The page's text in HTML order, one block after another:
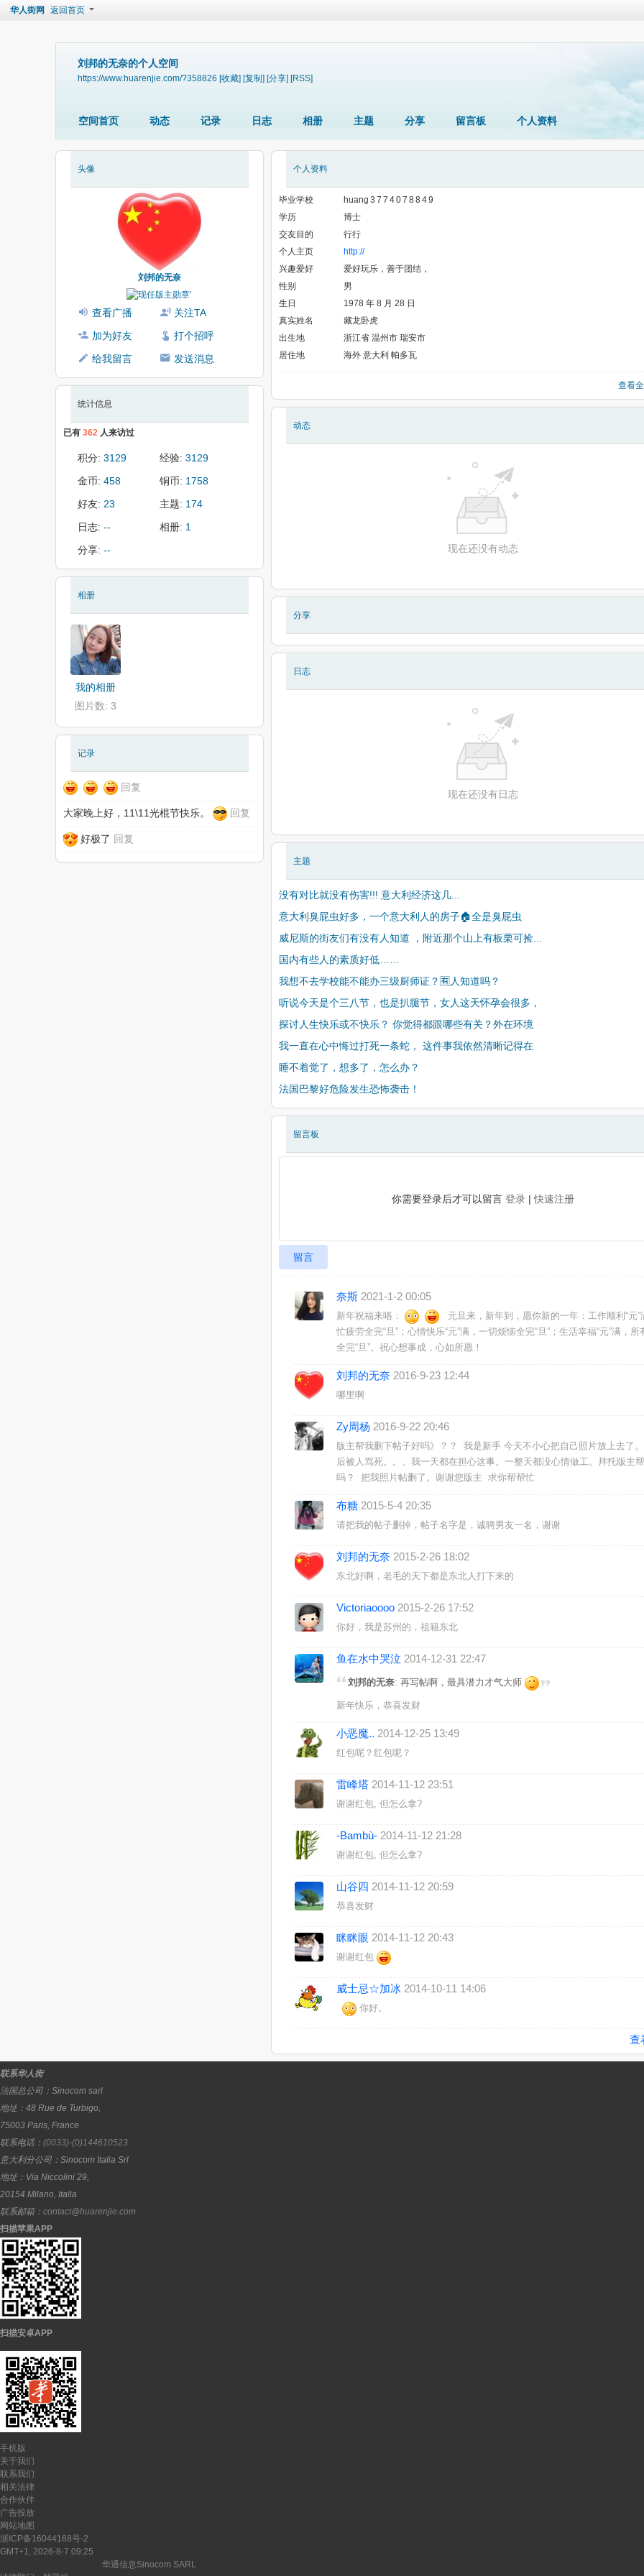
华人街网 返回首页
刘邦的无奈的个人空间
https://www.huarenjie.com/?358826 [收藏] [复制] [分享] [RSS]
空间首页 动态 记录 日志 相册 主题 分享 留言板 个人资料
头像
刘邦的无奈
查看广播
关注TA
加为好友
打个招呼
给我留言
发送消息
统计信息
已有 362 人来访过
积分: 3129 经验: 3129
金币: 458 铜币: 1758
好友: 23 主题: 174
日志: -- 相册: 1
分享: --
相册
我的相册
图片数: 3
记录
回复
大家晚上好，11\11光棍节快乐。 回复
好极了 回复
个人资料
毕业学校
huang 3 7 7 4 0 7 8 8 4 9
学历
博士
交友目的
行行
个人主页
http://
兴趣爱好
爱好玩乐，善于团结，
性别
男
生日
1978 年 8 月 28 日
真实姓名
藏龙卧虎
出生地
浙江省 温州市 瑞安市
居住地
海外 意大利 帕多瓦
查看
动态
现在还没有动态
分享
日志
现在还没有日志
主题
没有对比就没有伤害!!! 意大利经济这几...
意大利臭屁虫好多，一个意大利人的房子🏠全是臭屁虫
威尼斯的街友们有没有人知道 ，附近那个山上有板栗可捡...
国内有些人的素质好低……
我想不去学校能不能办三级厨师证？🈶️人知道吗？
听说今天是个三八节，也是扒腿节，女人这天怀孕会很多，
探讨人生快乐或不快乐？ 你觉得都跟哪些有关？外在环境
我一直在心中悔过打死一条蛇， 这件事我依然清晰记得在
睡不着觉了，想多了，怎么办？
法国巴黎好危险发生恐怖袭击！
留言板
你需要登录后才可以留言 登录 |快速注册
留言
奈斯 2021-1-2 00:05
新年祝福来咯：
元旦来，新年到，愿你新的一年：工作顺利“元”
忙疲劳全完“旦”；心情快乐“元”满，一切烦恼全完“旦”；生活幸福“元”满，所
全完“旦”。祝心想事成，心如所愿！
刘邦的无奈 2016-9-23 12:44
哪里啊
Zy周杨 2016-9-22 20:46
版主帮我删下帖子好吗》？？ 我是新手 今天不小心把自己照片放上去了
后被人骂死。。。我一天都在担心这事。一整天都没心情做工。拜托版主
吗？ 把我照片帖删了。谢谢您版主 求你帮帮忙
布糖 2015-5-4 20:35
请把我的帖子删掉，帖子名字是，诚聘男友一名，谢谢
刘邦的无奈 2015-2-26 18:02
东北好啊，老毛的天下都是东北人打下来的
Victoriaoooo 2015-2-26 17:52
你好，我是苏州的，祖籍东北
鱼在水中哭泣 2014-12-31 22:47
刘邦的无奈: 再写帖啊，最具潜力才气大师
新年快乐，恭喜发财
小恶魔.. 2014-12-25 13:49
红包呢？红包呢？
雷峰塔 2014-11-12 23:51
谢谢红包, 但怎么拿?
-Bambù- 2014-11-12 21:28
谢谢红包, 但怎么拿?
山谷四 2014-11-12 20:59
恭喜发财
眯眯眼 2014-11-12 20:43
谢谢红包
威士忌☆加冰 2014-10-11 14:06
你好。
查
联系华人街
法国总公司： Sinocom sarl
地址： 48 Rue de Turbigo,
75003 Paris, France
联系电话： (0033)-(0)144610523
意大利分公司： Sinocom Italia Srl
地址： Via Niccolini 29,
20154 Milano, Italia
联系邮箱： contact@huarenjie.com
扫描苹果APP
扫描安卓APP
手机版
关于我们
联系我们
相关法律
合作伙伴
广告投放
网站地图
浙ICP备16044168号-2
GMT+1, 2026-8-7 09:25
华通信息Sinocom SARL